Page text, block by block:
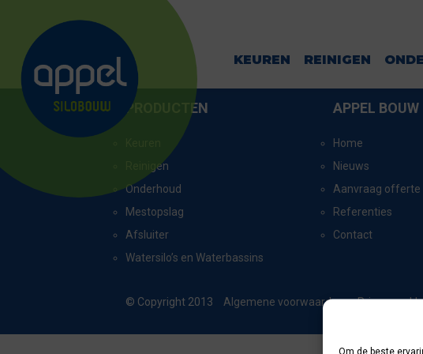
Om de beste
KEUREN REINIGEN
ACHTMAAL_8089
PRODUCTEN
Reinigen
Onderhoud
Mestopslag
Afsluiter
Watersilo’s en Waterbassins
APPEL BOUW
Home
Nieuws
Aanvraag offerte
Referenties
Contact
© Copyright 2013 Algemene voorwaarden